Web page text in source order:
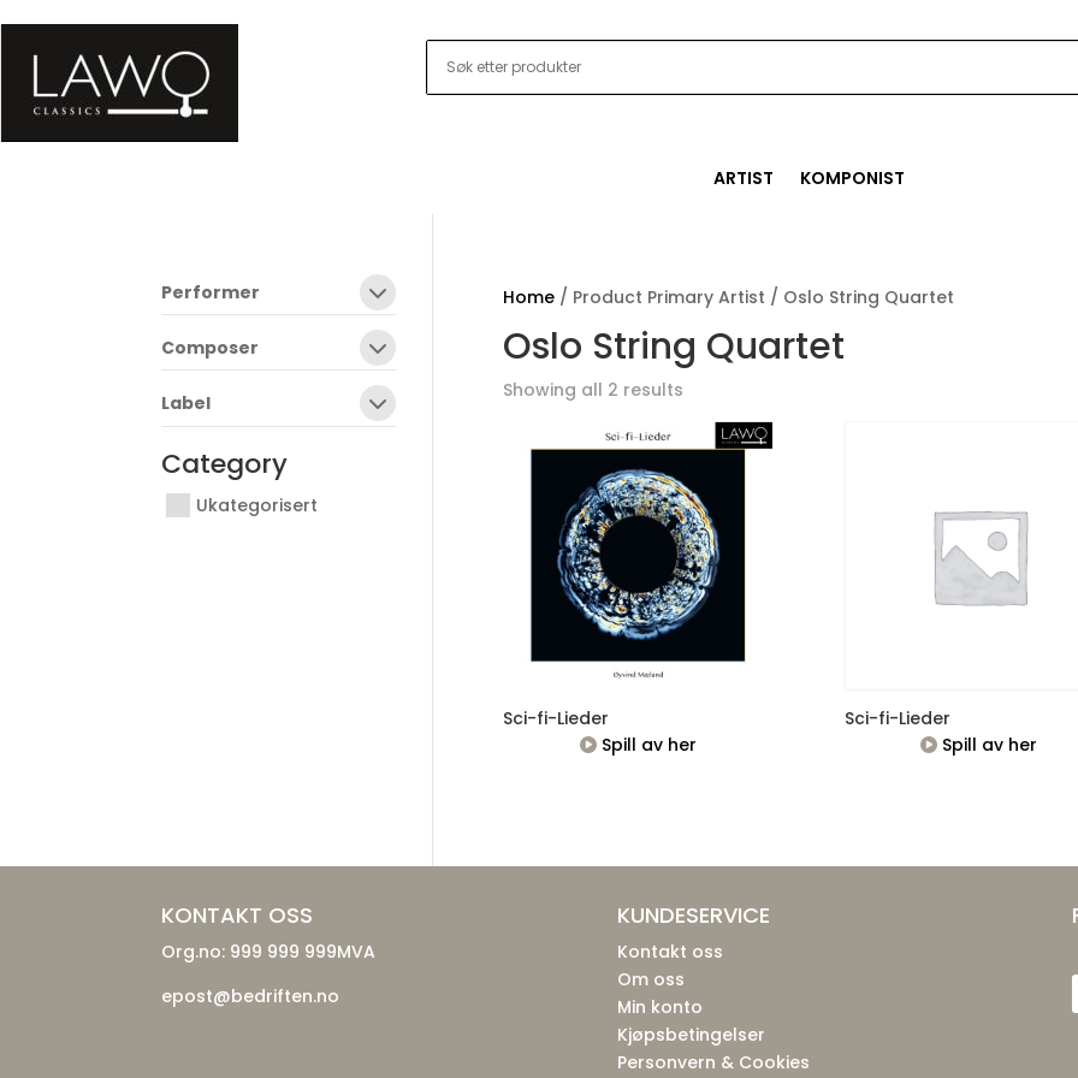
ARTIST KOMPONIST
Home/ Product Primary Artist / Oslo String Quartet
Oslo String Quartet
Showing all 2 results
Sci-fi-Lieder
Spill av her
Sci-fi-Lieder
Spill av her
Performer
Composer
Label
Category
Ukategorisert
KONTAKT OSS
Org.no: 999 999 999MVA
epost@bedriften.no
KUNDESERVICE
Kontakt oss
Om oss
Min konto
Kjøpsbetingelser
Personvern & Cookies